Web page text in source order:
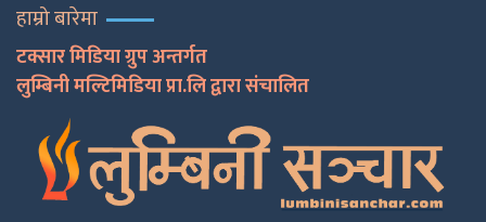
हाम्रो बारेमा
टक्सार मिडिया ग्रुप अन्तर्गत
लुम्बिनी मल्टिमिडिया प्रा.लि द्वारा संचालित